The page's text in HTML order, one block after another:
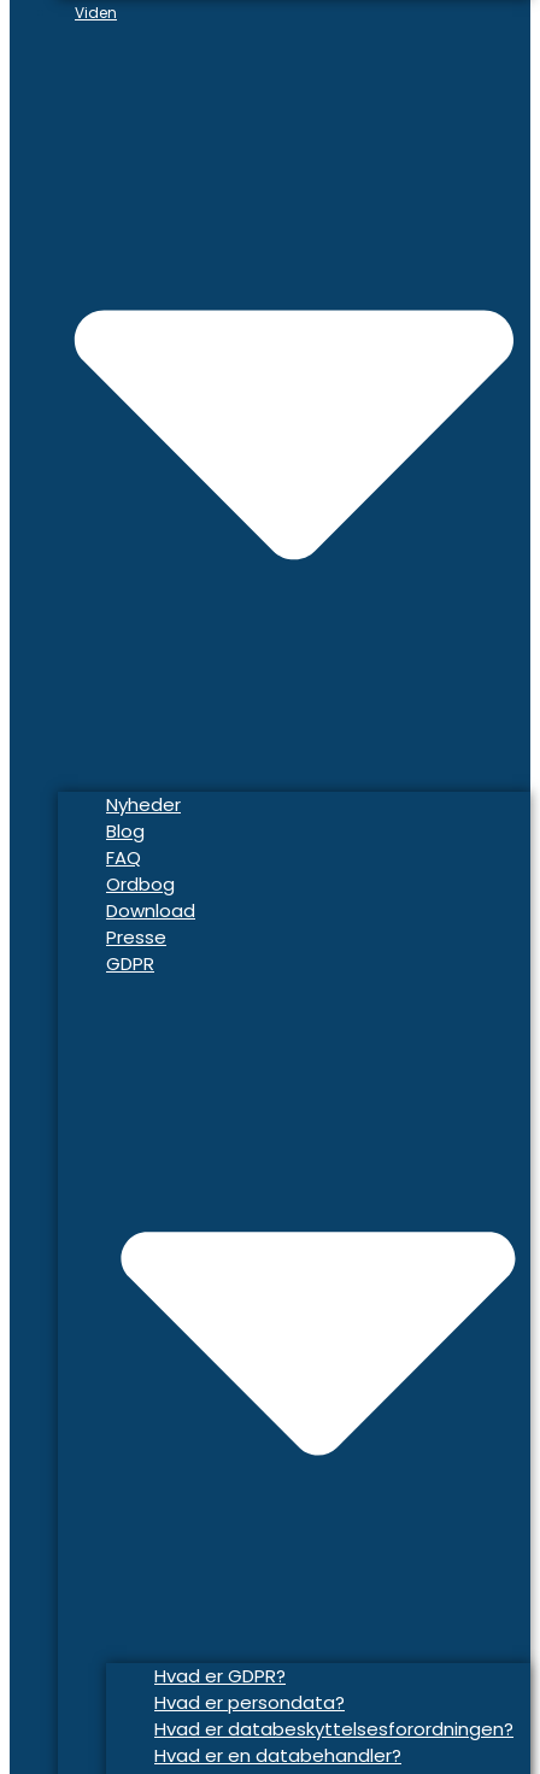
Viden
Nyheder
Blog
FAQ
Ordbog
Download
Presse
GDPR
Hvad er GDPR?
Hvad er persondata?
Hvad er databeskyttelsesforordningen?
Hvad er en databehandler?